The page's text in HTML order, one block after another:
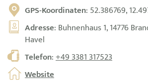
GPS-Koordinaten: 52.386769,
Adresse: Buhnenhaus 1, 14776
Havel
Telefon:+49 3381 317523
Website